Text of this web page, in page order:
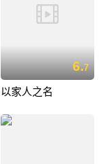
6.7
以家人之名